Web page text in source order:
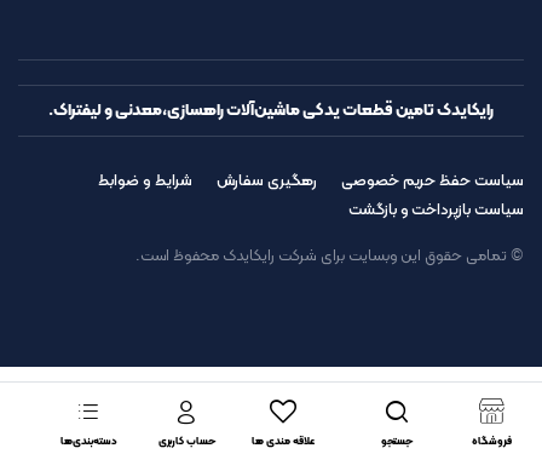
رایکایدک تامین قطعات یدکی ماشین‌آلات راهسازی،معدنی و لیفتراک.
سیاست حفظ حریم خصوصی رهگیری سفارش
شرایط و ضوابط
سیاست بازپرداخت و بازگشت
© تمامی حقوق این وبسایت برای شرکت رایکایدک محفوظ است.
فروشگاه جستجو علاقه مندی ها حساب کاربری دسته‌بندی‌ها